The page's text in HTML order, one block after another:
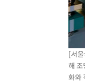
[서
해 조
화와